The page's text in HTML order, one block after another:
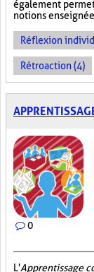
également
notions
Réflexion
Rétroaction (4)
0
L'Apprentissage